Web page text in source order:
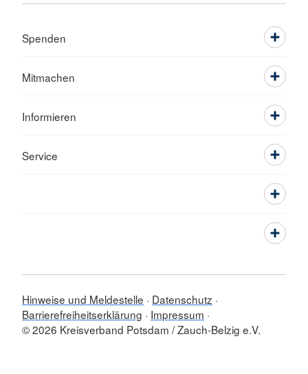
Spenden
Mitmachen
Informieren
Service
Hinweise und Meldestelle
Datenschutz
Barrierefreiheitserklärung
Impressum
© 2026 Kreisverband Potsdam / Zauch-Belzig e.V.